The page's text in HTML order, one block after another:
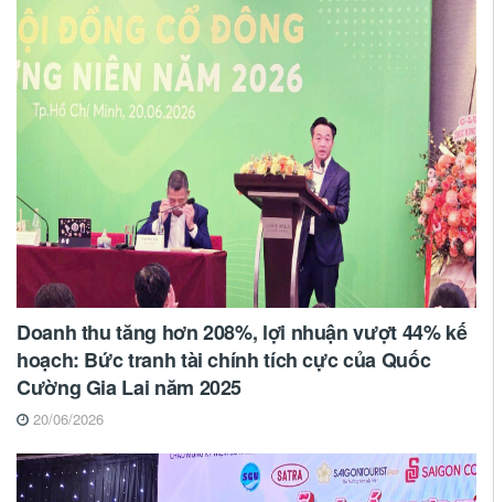
Doanh thu tăng hơn 208%, lợi nhuận vượt 44% kế
hoạch: Bức tranh tài chính tích cực của Quốc
Cường Gia Lai năm 2025
20/06/2026